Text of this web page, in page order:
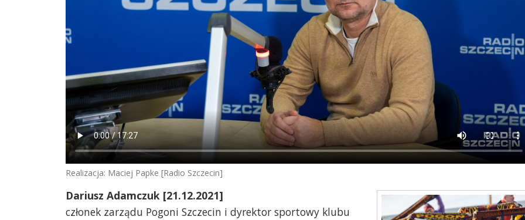
Realizacja: Maciej Papke [Radio Szczecin]
Dariusz Adamczuk [21.12.2021]
członek zarządu Pogoni Szczecin i dyrektor sportowy klubu